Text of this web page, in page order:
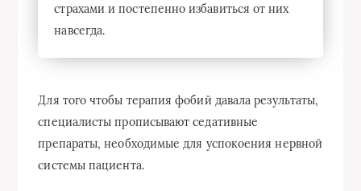
страхами и постепенно избавиться от них
навсегда.
Для того чтобы терапия фобий давала результаты,
специалисты прописывают седативные
препараты, необходимые для успокоения нервной
системы пациента.